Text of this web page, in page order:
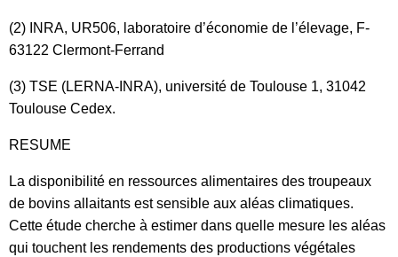
(2) INRA, UR506, laboratoire d’économie de l’élevage, F-
63122 Clermont-Ferrand
(3) TSE (LERNA-INRA), université de Toulouse 1, 31042
Toulouse Cedex.
RESUME
La disponibilité en ressources alimentaires des troupeaux
de bovins allaitants est sensible aux aléas climatiques.
Cette étude cherche à estimer dans quelle mesure les aléas
qui touchent les rendements des productions végétales